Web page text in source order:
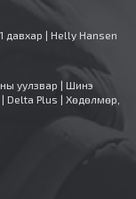
давхар | Helly Hansen
уулзвар | Шинэ
| Delta Plus | Хөдөлмөр,